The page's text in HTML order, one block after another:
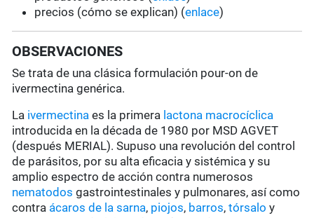
precios (cómo se explican) (enlace)
OBSERVACIONES
Se trata de una clásica formulación pour-on de
ivermectina genérica.
La ivermectina es la primera lactona macrocíclica
introducida en la década de 1980 por MSD AGVET
(después MERIAL). Supuso una revolución del control
de parásitos, por su alta eficacia y sistémica y su
amplio espectro de acción contra numerosos
nematodos gastrointestinales y pulmonares, así como
contra ácaros de la sarna, piojos, barros,tórsalo y